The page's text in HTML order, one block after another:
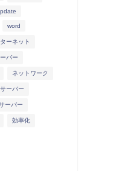
word
ーネット
バー
ネットワーク
ーバー
ーバー
効率化